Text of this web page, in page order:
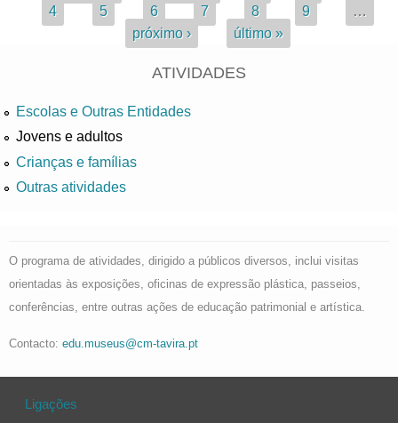
4
5 6 7 8 9
…
próximo ›
último »
ATIVIDADES
Escolas e Outras Entidades
Jovens e adultos
Crianças e famílias
Outras atividades
O programa de atividades, dirigido a públicos diversos, inclui visitas
orientadas às exposições, oficinas de expressão plástica, passeios,
conferências, entre outras ações de educação patrimonial e artística.
Contacto: edu.museus@cm-tavira.pt
Ligações